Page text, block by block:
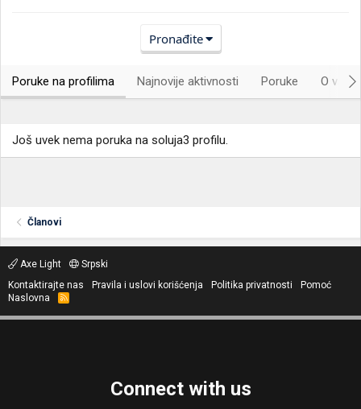
Pronađite
Poruke na profilima Najnovije aktivnosti Poruke O
Još uvek nema poruka na soluja3 profilu.
Članovi
Axe Light
Srpski
Kontaktirajte nas
Pravila i uslovi korišćenja Politika privatnosti
Pomoć
Naslovna
R
S
Connect with us